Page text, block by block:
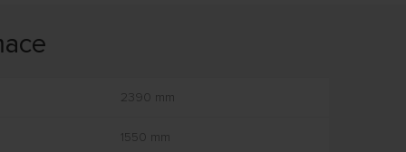
2390 mm
1550 mm